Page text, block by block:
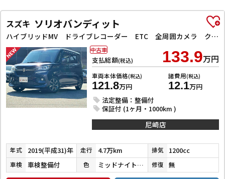
スズキ ソリオバンディット
ハイブリッドMV ドライブレコーダー ETC 全周囲カメラ クリアランスソナー オートクルーズコントロール レーンアシスト 衝突被害軽減システム 両側スライド・片側電動 LEDヘッドランプ スマートキー
支払総額(税込) 133.9万円
車両本体価格(税込)
121.8万円
諸費用(税込)
12.1万円
法定整備：整備付
保証付 (1ヶ月・1000km )
中古車
尼崎店
年式 2019(平成31)年 走行 4.7万km 排気 1200cc
車検 車検整備付 色 ミッドナイトバイオレットメタリック 修復 無